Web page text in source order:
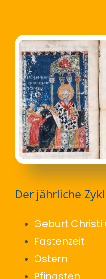
Der jährliche
Geburt
Fastenzeit
Ostern
Pfingsten